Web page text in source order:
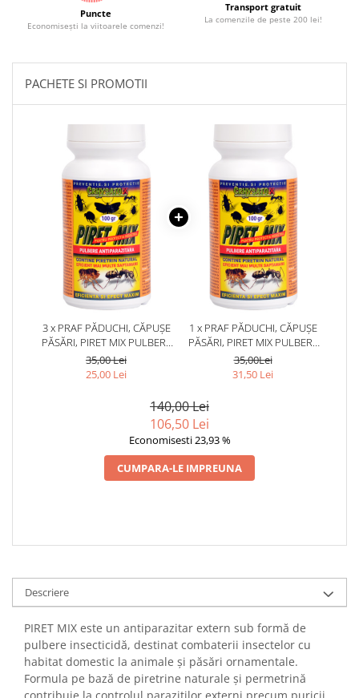
Puncte
Economiseşti la viitoarele comenzi!
Transport gratuit
La comenzile de peste 200 lei!
PACHETE SI PROMOTII
3 x PRAF PĂDUCHI, CĂPUȘE
PĂSĂRI, PIRET MIX PULBERE
100 GR
35,00 Lei
25,00 Lei
1 x PRAF PĂDUCHI, CĂPUȘE
PĂSĂRI, PIRET MIX PULBERE
100 GR
35,00Lei
31,50 Lei
140,00 Lei
106,50 Lei
Economisesti 23,93 %
CUMPARA-LE IMPREUNA
Descriere
PIRET MIX este un antiparazitar extern sub formă de
pulbere insecticidă, destinat combaterii insectelor cu
habitat domestic la animale și păsări ornamentale.
Formula pe bază de piretrine naturale și permetrină